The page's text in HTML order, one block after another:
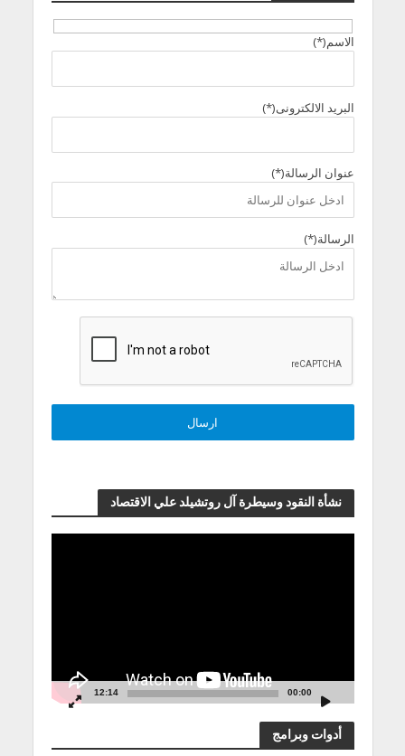
الاسم(*)
البريد الالكترونى(*)
عنوان الرسالة(*)
الرسالة(*)
نشأة النقود وسيطرة آل روتشيلد علي الاقتصاد
00:00
12:14
أدوات وبرامج